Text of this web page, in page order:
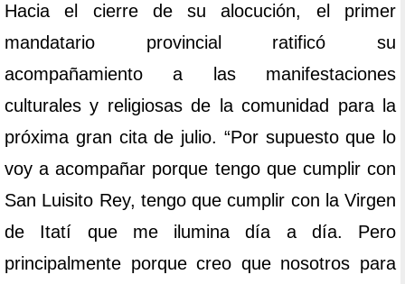
Hacia el cierre de su alocución, el primer
mandatario provincial ratificó su
acompañamiento a las manifestaciones
culturales y religiosas de la comunidad para la
próxima gran cita de julio. “Por supuesto que lo
voy a acompañar porque tengo que cumplir con
San Luisito Rey, tengo que cumplir con la Virgen
de Itatí que me ilumina día a día. Pero
principalmente porque creo que nosotros para